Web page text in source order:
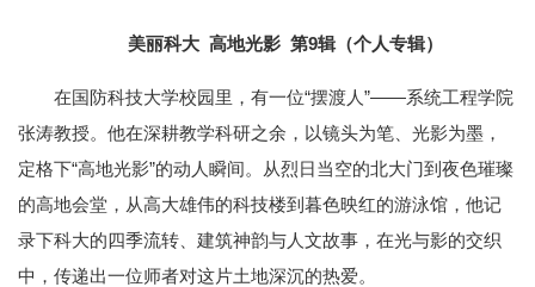
美丽科大 高地光影 第9辑（个人专辑）
在国防科技大学校园里，有一位“摆渡人”——系统工程学院
张涛教授。他在深耕教学科研之余，以镜头为笔、光影为墨，
定格下“高地光影”的动人瞬间。从烈日当空的北大门到夜色璀璨
的高地会堂，从高大雄伟的科技楼到暮色映红的游泳馆，他记
录下科大的四季流转、建筑神韵与人文故事，在光与影的交织
中，传递出一位师者对这片土地深沉的热爱。